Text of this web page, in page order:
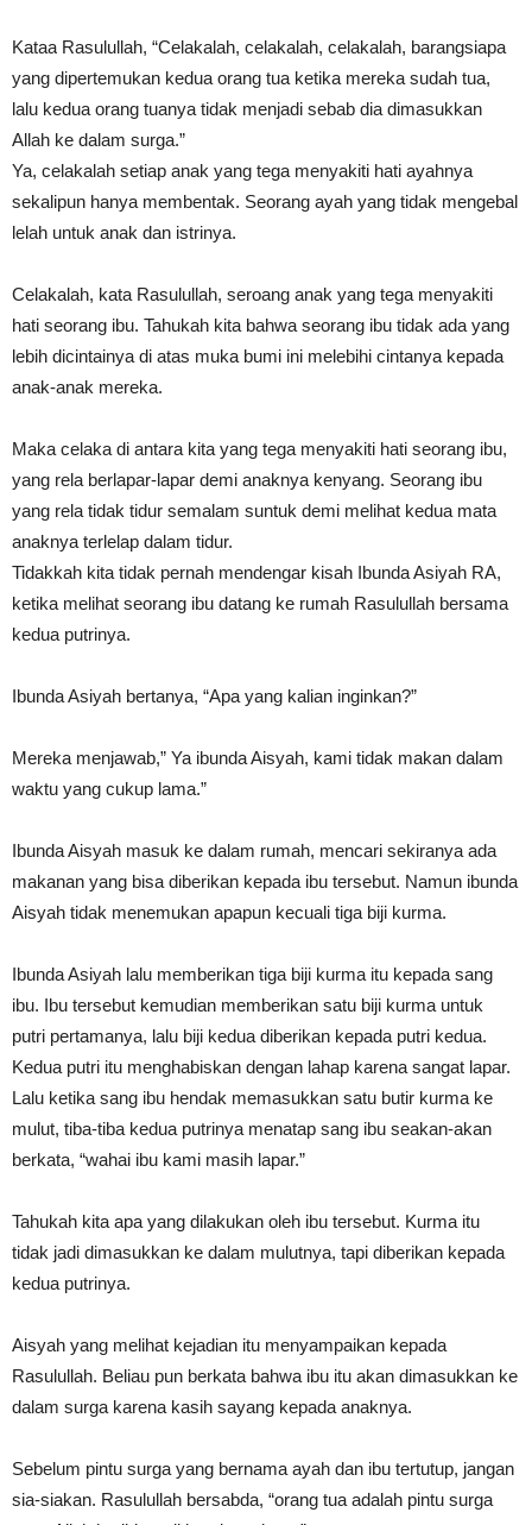
Kataa Rasulullah, “Celakalah, celakalah, celakalah, barangsiapa
yang dipertemukan kedua orang tua ketika mereka sudah tua,
lalu kedua orang tuanya tidak menjadi sebab dia dimasukkan
Allah ke dalam surga.”
Ya, celakalah setiap anak yang tega menyakiti hati ayahnya
sekalipun hanya membentak. Seorang ayah yang tidak mengebal
lelah untuk anak dan istrinya.
Celakalah, kata Rasulullah, seroang anak yang tega menyakiti
hati seorang ibu. Tahukah kita bahwa seorang ibu tidak ada yang
lebih dicintainya di atas muka bumi ini melebihi cintanya kepada
anak-anak mereka.
Maka celaka di antara kita yang tega menyakiti hati seorang ibu,
yang rela berlapar-lapar demi anaknya kenyang. Seorang ibu
yang rela tidak tidur semalam suntuk demi melihat kedua mata
anaknya terlelap dalam tidur.
Tidakkah kita tidak pernah mendengar kisah Ibunda Asiyah RA,
ketika melihat seorang ibu datang ke rumah Rasulullah bersama
kedua putrinya.
Ibunda Asiyah bertanya, “Apa yang kalian inginkan?”
Mereka menjawab,” Ya ibunda Aisyah, kami tidak makan dalam
waktu yang cukup lama.”
Ibunda Aisyah masuk ke dalam rumah, mencari sekiranya ada
makanan yang bisa diberikan kepada ibu tersebut. Namun ibunda
Aisyah tidak menemukan apapun kecuali tiga biji kurma.
Ibunda Asiyah lalu memberikan tiga biji kurma itu kepada sang
ibu. Ibu tersebut kemudian memberikan satu biji kurma untuk
putri pertamanya, lalu biji kedua diberikan kepada putri kedua.
Kedua putri itu menghabiskan dengan lahap karena sangat lapar.
Lalu ketika sang ibu hendak memasukkan satu butir kurma ke
mulut, tiba-tiba kedua putrinya menatap sang ibu seakan-akan
berkata, “wahai ibu kami masih lapar.”
Tahukah kita apa yang dilakukan oleh ibu tersebut. Kurma itu
tidak jadi dimasukkan ke dalam mulutnya, tapi diberikan kepada
kedua putrinya.
Aisyah yang melihat kejadian itu menyampaikan kepada
Rasulullah. Beliau pun berkata bahwa ibu itu akan dimasukkan ke
dalam surga karena kasih sayang kepada anaknya.
Sebelum pintu surga yang bernama ayah dan ibu tertutup, jangan
sia-siakan. Rasulullah bersabda, “orang tua adalah pintu surga